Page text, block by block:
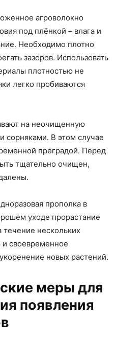
агроволокно
под плёнкой – влага и
Необходимо плотно
зазоров. Использовать
плотностью не
легко пробиваются
на неочищенную
сорняками. В этом случае
преградой. Перед
тщательно очищен,
прополка в
уходе прорастание
нескольких
и своевременное
новых растений.
меры для
появления